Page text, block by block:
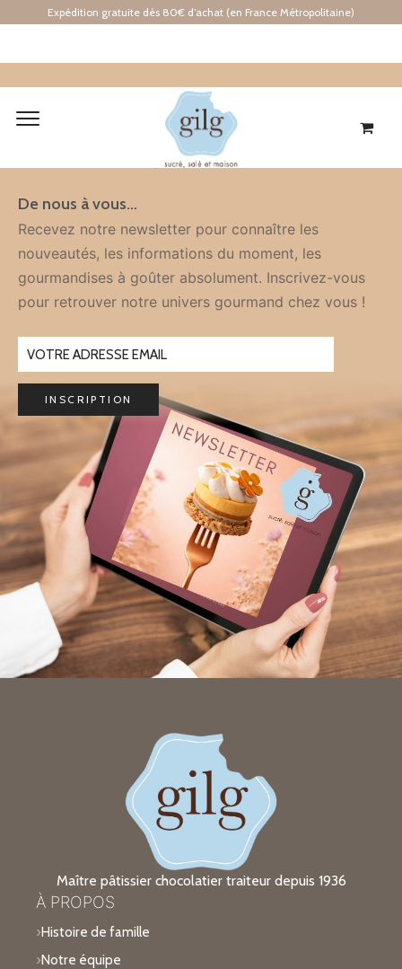
Expédition gratuite dès 80€ d’achat (en France Métropolitaine)
Inscription
À LA NEWSLETTER
De nous à vous…
Recevez notre newsletter pour connaître les
nouveautés, les informations du moment, les
gourmandises à goûter absolument. Inscrivez-vous
pour retrouver notre univers gourmand chez vous !
Maître pâtissier chocolatier traiteur depuis 1936
À PROPOS
Histoire de famille
Notre équipe